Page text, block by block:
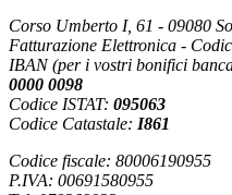
Corso Umberto I, 61 - 09080
Fatturazione Elettronica -
IBAN (per i vostri bonifici
0000 0098
Codice ISTAT: 095063
Codice Catastale: I861
Codice fiscale: 80006190955
P.IVA: 00691580955